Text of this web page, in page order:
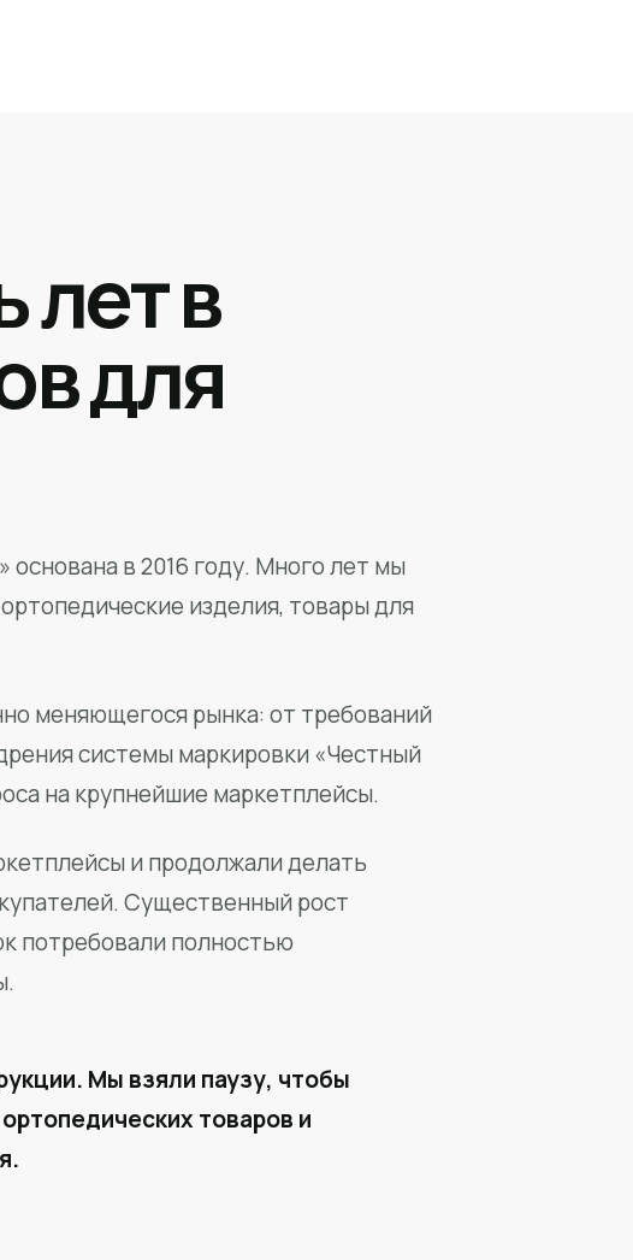
лет в
для
в 2016 году. Много лет мы
изделия, товары для
меняющегося рынка: от требований
системы маркировки «Честный
на крупнейшие маркетплейсы.
и продолжали делать
Существенный рост
потребовали полностью
Мы взяли паузу, чтобы
товаров и